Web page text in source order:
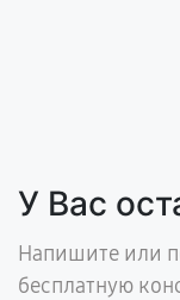
У Вас
Напишите или
бесплатную